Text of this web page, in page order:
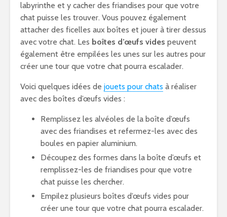
labyrinthe et y cacher des friandises pour que votre
chat puisse les trouver. Vous pouvez également
attacher des ficelles aux boîtes et jouer à tirer dessus
avec votre chat. Les boîtes d’œufs vides peuvent
également être empilées les unes sur les autres pour
créer une tour que votre chat pourra escalader.
Voici quelques idées de jouets pour chats à réaliser
avec des boîtes d’œufs vides :
Remplissez les alvéoles de la boîte d’œufs
avec des friandises et refermez-les avec des
boules en papier aluminium.
Découpez des formes dans la boîte d’œufs et
remplissez-les de friandises pour que votre
chat puisse les chercher.
Empilez plusieurs boîtes d’œufs vides pour
créer une tour que votre chat pourra escalader.